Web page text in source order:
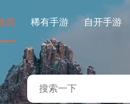
页 稀有手游 自开手游